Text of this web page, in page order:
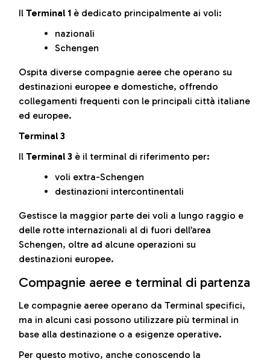
Il Terminal 1 è dedicato principalmente ai voli:
nazionali
Schengen
Ospita diverse compagnie aeree che operano su
destinazioni europee e domestiche, offrendo
collegamenti frequenti con le principali città italiane
ed europee.
Terminal 3
Il Terminal 3 è il terminal di riferimento per:
voli extra-Schengen
destinazioni intercontinentali
Gestisce la maggior parte dei voli a lungo raggio e
delle rotte internazionali al di fuori dell’area
Schengen, oltre ad alcune operazioni su
destinazioni europee.
Compagnie aeree e terminal di partenza
Le compagnie aeree operano da Terminal specifici,
ma in alcuni casi possono utilizzare più terminal in
base alla destinazione o a esigenze operative.
Per questo motivo, anche conoscendo la